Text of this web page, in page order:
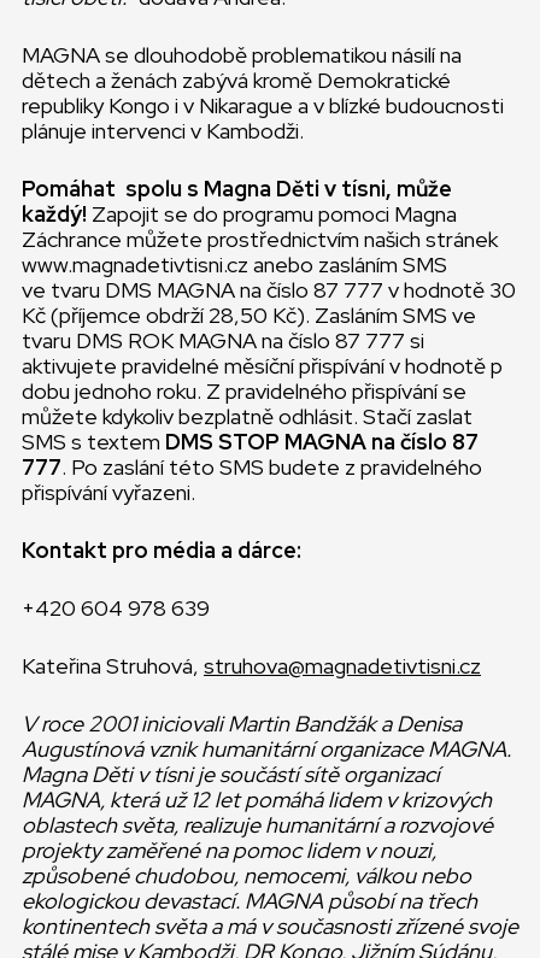
MAGNA se dlouhodobě problematikou násilí na
dětech a ženách zabývá kromě Demokratické
republiky Kongo i v Nikarague a v blízké budoucnosti
plánuje intervenci v Kambodži.
Pomáhat spolu s Magna Děti v tísni, může
každý! Zapojit se do programu pomoci Magna
Záchrance můžete prostřednictvím našich stránek
www.magnadetivtisni.cz anebo zasláním SMS
ve tvaru DMS MAGNA na číslo 87 777 v hodnotě 30
Kč (příjemce obdrží 28,50 Kč). Zasláním SMS ve
tvaru DMS ROK MAGNA na číslo 87 777 si
aktivujete pravidelné měsíční přispívání v hodnotě p
dobu jednoho roku. Z pravidelného přispívání se
můžete kdykoliv bezplatně odhlásit. Stačí zaslat
SMS s textem DMS STOP MAGNA na číslo 87
777. Po zaslání této SMS budete z pravidelného
přispívání vyřazeni.
Kontakt pro média a dárce:
+420 604 978 639
Kateřina Struhová, struhova@magnadetivtisni.cz
V roce 2001 iniciovali Martin Bandžák a Denisa
Augustínová vznik humanitární organizace MAGNA.
Magna Děti v tísni je součástí sítě organizací
MAGNA, která už 12 let pomáhá lidem v krizových
oblastech světa, realizuje humanitární a rozvojové
projekty zaměřené na pomoc lidem v nouzi,
způsobené chudobou, nemocemi, válkou nebo
ekologickou devastací. MAGNA působí na třech
kontinentech světa a má v současnosti zřízené svoje
stálé mise v Kambodži, DR Kongo, Jižním Súdánu,